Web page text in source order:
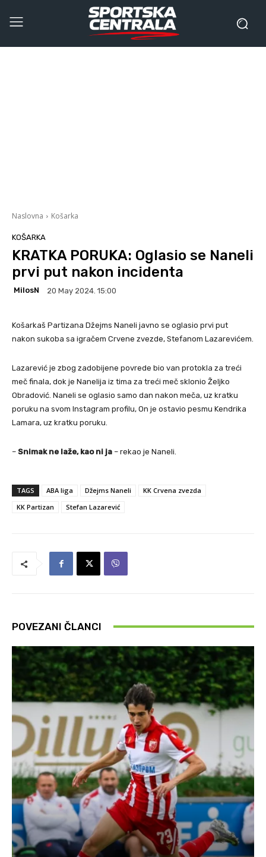
Naslovna Košarka
KOŠARKA
KRATKA PORUKA: Oglasio se Naneli
prvi put nakon incidenta
MilosN 20 May 2024. 15:00
Košarkaš Partizana Džejms Naneli javno se oglasio prvi put
nakon sukoba sa igračem Crvene zvezde, Stefanom Lazarevićem.
Lazarević je zbog zadobijene povrede bio van protokla za treći
meč finala, dok je Nanelija iz tima za treći meč sklonio Željko
Obradović. Naneli se oglasio samo dan nakon meča, uz kratku
poruku na svom Instagram profilu, On je ostavio pesmu Kendrika
Lamara, uz kratku poruku.
– Snimak ne laže, kao ni ja – rekao je Naneli.
TAGS ABA liga Džejms Naneli
KK Crvena zvezda
KK Partizan
Stefan Lazarević
POVEZANI ČLANCI